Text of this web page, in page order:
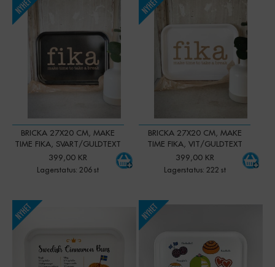
BRICKA 27X20 CM, MAKE
TIME FIKA, SVART/GULDTEXT
399,00 KR
Lagerstatus: 206 st
Qty:
BRICKA 27X20 CM, MAKE
TIME FIKA, VIT/GULDTEXT
399,00 KR
Lagerstatus: 222 st
Qty:
Qty: Qty: